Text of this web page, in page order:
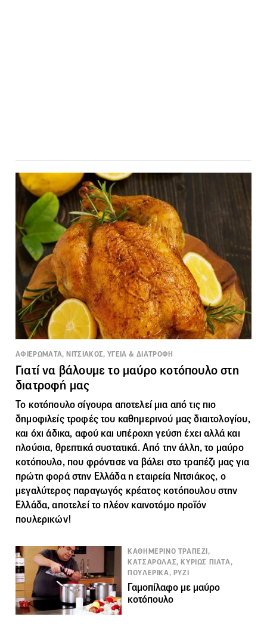
ΑΦΙΕΡΩΜΑΤΑ, ΝΙΤΣΙΑΚΟΣ, ΥΓΕΙΑ & ΔΙΑΤΡΟΦΗ
Γιατί να βάλουμε το μαύρο κοτόπουλο στη
διατροφή μας
Το κοτόπουλο σίγουρα αποτελεί μια από τις πιο
δημοφιλείς τροφές του καθημερινού μας διαιτολογίου,
και όχι άδικα, αφού και υπέροχη γεύση έχει αλλά και
πλούσια, θρεπτικά συστατικά. Από την άλλη, το μαύρο
κοτόπουλο, που φρόντισε να βάλει στο τραπέζι μας για
πρώτη φορά στην Ελλάδα η εταιρεία Νιτσιάκος, ο
μεγαλύτερος παραγωγός κρέατος κοτόπουλου στην
Ελλάδα, αποτελεί το πλέον καινοτόμο προϊόν
πουλερικών!
ΚΑΘΗΜΕΡΙΝΟ ΤΡΑΠΕΖΙ,
ΚΑΤΣΑΡΟΛΑΣ, ΚΥΡΙΩΣ ΠΙΑΤΑ,
ΠΟΥΛΕΡΙΚΑ, ΡΥΖΙ
Γαμοπίλαφο με μαύρο
κοτόπουλο